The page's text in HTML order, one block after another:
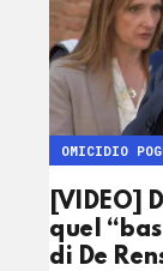
[VIDEO]
quel
di De
OMICIDIO